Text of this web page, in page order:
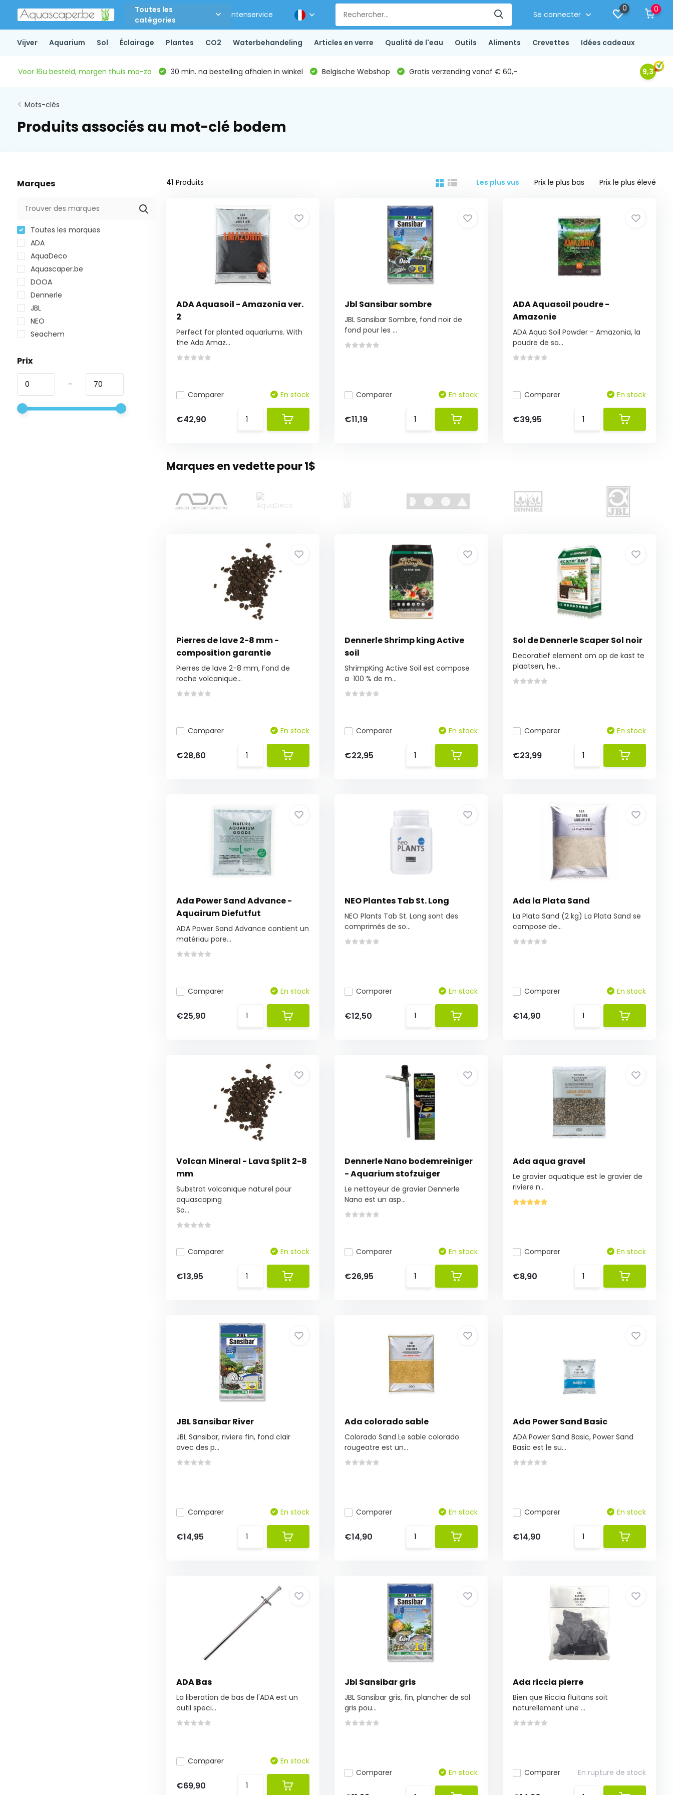
Toutes les
catégories
Klantenservice Se connecter
0 0
Vijver Aquarium Sol Éclairage Plantes CO2 Waterbehandeling Articles en verre Qualité de l'eau Outils Aliments Crevettes Idées cadeaux
Voor 16u besteld, morgen thuis ma-za 30 min. na bestelling afhalen in winkel Belgische Webshop Gratis verzending vanaf € 60,- 9,3
Mots-clés
Produits associés au mot-clé bodem
Marques
Toutes les marques
ADA
AquaDeco
Aquascaper.be
DOOA
Dennerle
JBL
NEO
Seachem
Prix
-
41 Produits Les plus vus Prix le plus bas Prix le plus élevé
ADA Aquasoil - Amazonia ver.
2
Perfect for planted aquariums. With
the Ada Amaz...
Comparer En stock
€42,90
Jbl Sansibar sombre
JBL Sansibar Sombre, fond noir de
fond pour les ...
Comparer En stock
€11,19
ADA Aquasoil poudre -
Amazonie
ADA Aqua Soil Powder - Amazonia, la
poudre de so...
Comparer En stock
€39,95
Marques en vedette pour 1$
Pierres de lave 2-8 mm -
composition garantie
Pierres de lave 2-8 mm, Fond de
roche volcanique...
Comparer En stock
€28,60
Dennerle Shrimp king Active
soil
ShrimpKing Active Soil est compose
a 100 % de m...
Comparer En stock
€22,95
Sol de Dennerle Scaper Sol noir
Decoratief element om op de kast te
plaatsen, he...
Comparer En stock
€23,99
Ada Power Sand Advance -
Aquairum Diefutfut
ADA Power Sand Advance contient un
matériau pore...
Comparer En stock
€25,90
NEO Plantes Tab St. Long
NEO Plants Tab St. Long sont des
comprimés de so...
Comparer En stock
€12,50
Ada la Plata Sand
La Plata Sand (2 kg) La Plata Sand se
compose de...
Comparer En stock
€14,90
Volcan Mineral - Lava Split 2-8
mm
Substrat volcanique naturel pour
aquascaping
So...
Comparer En stock
€13,95
Dennerle Nano bodemreiniger
- Aquarium stofzuiger
Le nettoyeur de gravier Dennerle
Nano est un asp...
Comparer En stock
€26,95
Ada aqua gravel
Le gravier aquatique est le gravier de
riviere n...
Comparer En stock
€8,90
JBL Sansibar River
JBL Sansibar, riviere fin, fond clair
avec des p...
Comparer En stock
€14,95
Ada colorado sable
Colorado Sand Le sable colorado
rougeatre est un...
Comparer En stock
€14,90
Ada Power Sand Basic
ADA Power Sand Basic, Power Sand
Basic est le su...
Comparer En stock
€14,90
ADA Bas
La liberation de bas de l'ADA est un
outil speci...
Comparer En stock
€69,90
Jbl Sansibar gris
JBL Sansibar gris, fin, plancher de sol
gris pou...
Comparer En stock
Ada riccia pierre
Bien que Riccia fluitans soit
naturellement une ...
Comparer En rupture de stock